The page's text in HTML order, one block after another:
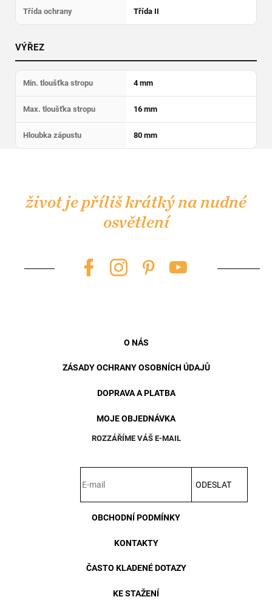
Třída ochrany Třída II
VÝŘEZ
Min. tloušťka stropu 4 mm
Max. tloušťka stropu 16 mm
Hloubka zápustu 80 mm
život je příliš krátký na nudné
osvětlení
O NÁS
ZÁSADY OCHRANY OSOBNÍCH ÚDAJŮ
DOPRAVA A PLATBA
MOJE OBJEDNÁVKA
ROZZÁŘÍME VÁŠ E-MAIL
ODESLAT
OBCHODNÍ PODMÍNKY
KONTAKTY
ČASTO KLADENÉ DOTAZY
KE STAŽENÍ